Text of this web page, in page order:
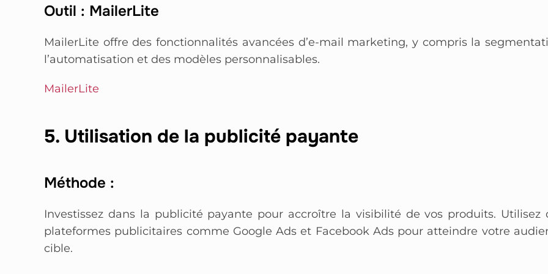
Outil : MailerLite
MailerLite offre des fonctionnalités avancées d’e-mail marketing, y compris la
l’automatisation et des modèles personnalisables.
MailerLite
5. Utilisation de la publicité payante
Méthode :
Investissez dans la publicité payante pour accroître la visibilité de vos produits. Utilisez
plateformes publicitaires comme Google Ads et Facebook Ads pour atteindre votre
cible.